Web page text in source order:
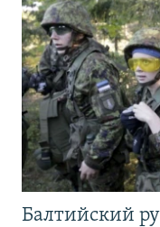
Балтийский